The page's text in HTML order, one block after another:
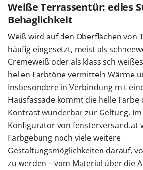
Carports
Anmelden / Registrieren
Kontakt / Hilfe
Weiße Terrassentür: edles
Behaglichkeit
Weiß wird auf den Oberflächen von
häufig eingesetzt, meist als
Cremeweiß oder als klassisch
hellen Farbtöne vermitteln Wärme
Insbesondere in Verbindung mit
Hausfassade kommt die helle
Kontrast wunderbar zur Geltung. Im
Konfigurator von fensterversand.at
Farbgebung noch viele weitere
Gestaltungsmöglichkeiten darauf,
zu werden – vom Material über die